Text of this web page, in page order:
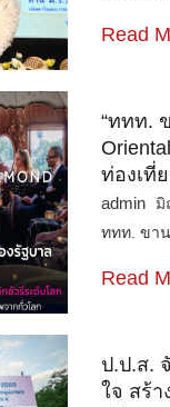
Read
“ททท.
ท่องเที่
admin
มิ
ททท. ขา
Read
ป.ป.ส.
ใจ สร้